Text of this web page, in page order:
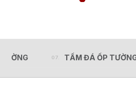
TẤM ĐÁ ỐP
TẤM ĐÁ ỐP